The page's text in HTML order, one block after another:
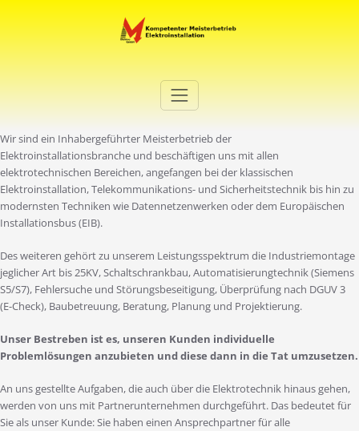
Elektro Martini
Wir sind ein Inhabergeführter Meisterbetrieb der
Elektroinstallationsbranche und beschäftigen uns mit allen
elektrotechnischen Bereichen, angefangen bei der klassischen
Elektroinstallation, Telekommunikations- und Sicherheitstechnik bis hin zu
modernsten Techniken wie Datennetzenwerken oder dem Europäischen
Installationsbus (EIB).
Des weiteren gehört zu unserem Leistungsspektrum die Industriemontage
jeglicher Art bis 25KV, Schaltschrankbau, Automatisierungtechnik (Siemens
S5/S7), Fehlersuche und Störungsbeseitigung, Überprüfung nach DGUV 3
(E-Check), Baubetreuung, Beratung, Planung und Projektierung.
Unser Bestreben ist es, unseren Kunden individuelle
Problemlösungen anzubieten und diese dann in die Tat umzusetzen.
An uns gestellte Aufgaben, die auch über die Elektrotechnik hinaus gehen,
werden von uns mit Partnerunternehmen durchgeführt. Das bedeutet für
Sie als unser Kunde: Sie haben einen Ansprechpartner für alle